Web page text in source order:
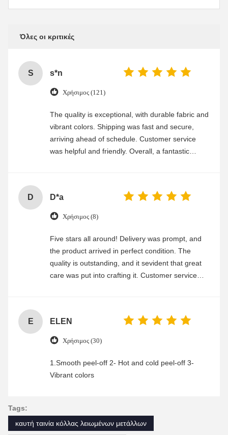
Όλες οι κριτικές
S s*n
Χρήσιμος (121)
The quality is exceptional, with durable fabric and
vibrant colors. Shipping was fast and secure,
arriving ahead of schedule. Customer service
was helpful and friendly. Overall, a fantastic
D D*a
Χρήσιμος (8)
Five stars all around! Delivery was prompt, and
the product arrived in perfect condition. The
quality is outstanding, and it sevident that great
care was put into crafting it. Customer service
E ELEN
Χρήσιμος (30)
1.Smooth peel-off 2- Hot and cold peel-off 3-
Vibrant colors
Tags:
καυτή ταινία κόλλας λειωμένων μετάλλων